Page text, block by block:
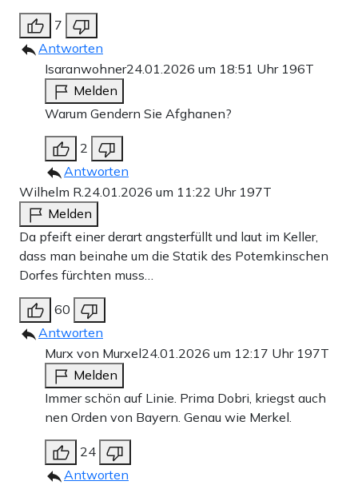
7
Antworten
Isaranwohner24.01.2026 um 18:51 Uhr 196T
Melden
Warum Gendern Sie Afghanen?
2
Antworten
Wilhelm R.24.01.2026 um 11:22 Uhr 197T
Melden
Da pfeift einer derart angsterfüllt und laut im Keller,
dass man beinahe um die Statik des Potemkinschen
Dorfes fürchten muss…
60
Antworten
Murx von Murxel24.01.2026 um 12:17 Uhr 197T
Melden
Immer schön auf Linie. Prima Dobri, kriegst auch
nen Orden von Bayern. Genau wie Merkel.
24
Antworten